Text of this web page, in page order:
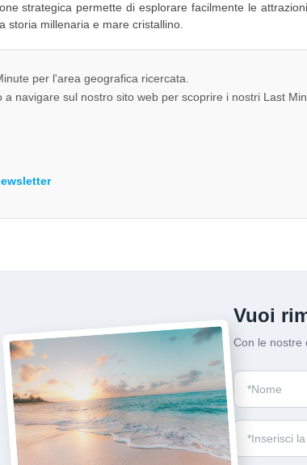
strategica permette di esplorare facilmente le
storia millenaria e mare cristallino.
per l'area geografica ricercata.
a navigare sul nostro sito web per scoprire i nostri Last
Vuoi
Con le nostre